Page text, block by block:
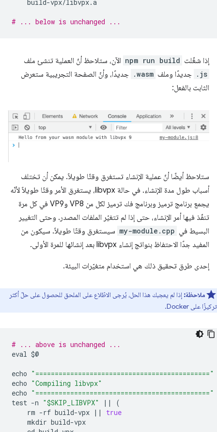
build-vpx/libvpx.a
# ... below is unchanged ...
إذا شغّلت npm run build الآن، ستلاحظ أنّ العملية تنشئ ملف
.js جديدًا وملف .wasm جديدًا، وأنّ الصفحة التجريبية ستعرض
الثابت بالفعل:
ستلاحظ أيضًا أنّ عملية الإنشاء تستغرق وقتًا طويلاً. يمكن أن تختلف
أسباب طول مدة الإنشاء. في حالة libvpx، يستغرق الأمر وقتًا طويلاً لأنّه
يجمع برنامج ترميز وبرنامج فك ترميز لكل من VP8 وVP9 في كل مرة
تنفّذ فيها أمر الإنشاء، حتى إذا لم تتغيّر الملفات المصدر. وحتى التغيير
البسيط في my-module.cpp سيستغرق وقتًا طويلاً. سيكون من
المفيد جدًا الاحتفاظ بنواتج إنشاء libvpx بعد إنشائها للمرة الأولى.
إحدى طرق تحقيق ذلك هي استخدام متغيّرات البيئة.
ملاحظة: إذا لم يعجبك هذا الحل، يُرجى الاطّلاع على الملحق للحصول على حلّ أكثر
تركيزًا على Docker.
# ... above is unchanged ...
eval $@
echo "============================================="
echo "Compiling libvpx"
echo "============================================="
test -n "$SKIP_LIBVPX" ||
(
rm -rf build-vpx ||
true
mkdir build-vpx